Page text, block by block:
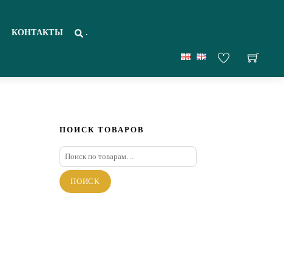
КОНТАКТЫ .
ПОИСК ТОВАРОВ
Искать:
ПОИСК